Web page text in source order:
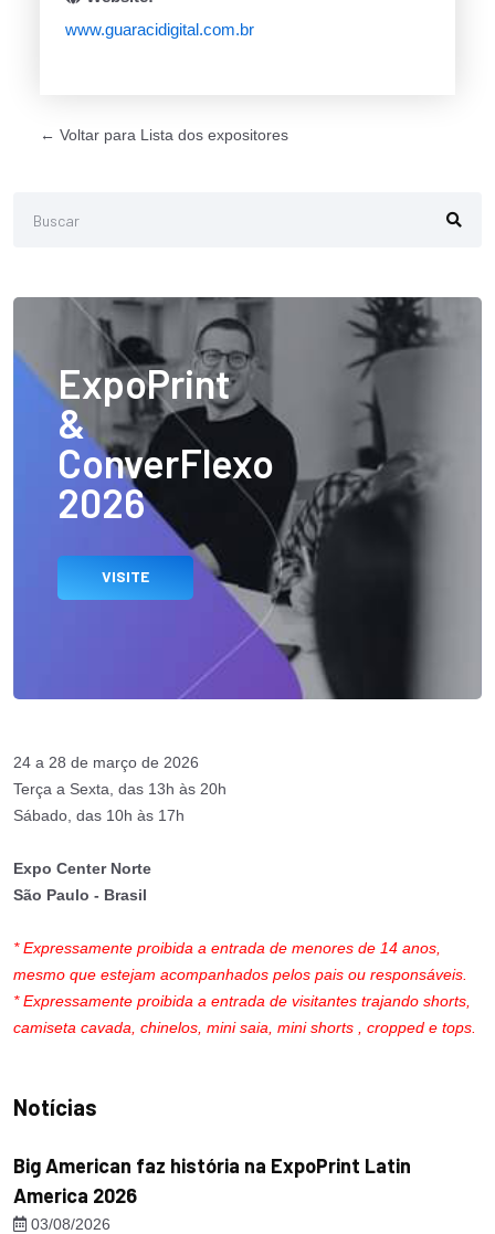
www.guaracidigital.com.br
← Voltar para Lista dos expositores
ExpoPrint
&
ConverFlexo
2026
VISITE
24 a 28 de março de 2026
Terça a Sexta, das 13h às 20h
Sábado, das 10h às 17h
Expo Center Norte
São Paulo - Brasil
* Expressamente proibida a entrada de menores de 14 anos,
mesmo que estejam acompanhados pelos pais ou responsáveis.
* Expressamente proibida a entrada de visitantes trajando shorts,
camiseta cavada, chinelos, mini saia, mini shorts , cropped e tops.
Notícias
Big American faz história na ExpoPrint Latin
America 2026
03/08/2026